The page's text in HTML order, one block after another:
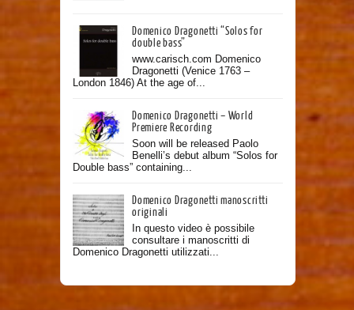
Domenico Dragonetti “Solos for
double bass”
www.carisch.com Domenico
Dragonetti (Venice 1763 –
London 1846) At the age of...
Domenico Dragonetti – World
Premiere Recording
Soon will be released Paolo
Benelli’s debut album “Solos for
Double bass” containing...
Domenico Dragonetti manoscritti
originali
In questo video è possibile
consultare i manoscritti di
Domenico Dragonetti utilizzati...